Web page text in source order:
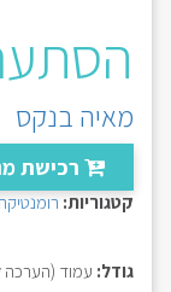
מאיה בנקס
רכישת
קטגוריות: רומנטיקה
גודל: עמוד (הערכה לפי 300 מילה